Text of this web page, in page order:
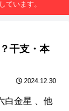
ています。
干支・本
2024.12.30
白金星 、他